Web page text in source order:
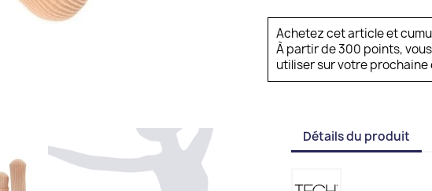
Achetez cet article et
À partir de 300 points,
utiliser sur votre prochaine
Détails du produit